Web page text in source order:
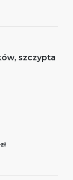
szczypta